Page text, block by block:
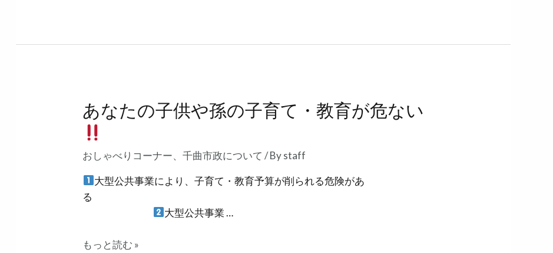
路
館
な
ど
は、
本
当
に
あなたの子供や孫の子育て・教育が危ない
おしゃべりコーナー、千曲市政について / Bystaff
大型公共事業により、子育て・教育予算が削られる危険があ
る
大型公共事業 …
あ
もっと読む »